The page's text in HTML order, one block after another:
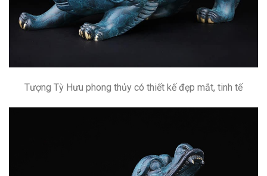
Tượng Tỳ Hưu phong thủy có thiết kế đẹp mắt, tinh tế